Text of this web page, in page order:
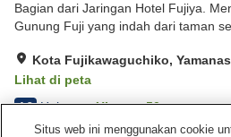
Bagian dari Jaringan Hotel Fujiya.
Gunung Fuji yang indah dari taman
Kota Fujikawaguchiko,
Lihat di peta
4.3 Hebat Ulasan:50
Situs web ini menggunakan cookie